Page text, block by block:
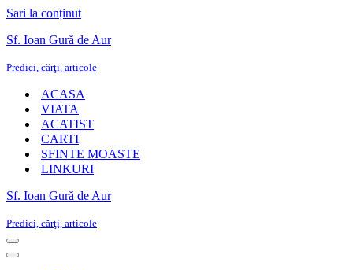
Sari la conținut
Sf. Ioan Gură de Aur
Predici, cărţi, articole
ACASA
VIATA
ACATIST
CARTI
SFINTE MOASTE
LINKURI
Sf. Ioan Gură de Aur
Predici, cărţi, articole
Meniu
de
Meniu